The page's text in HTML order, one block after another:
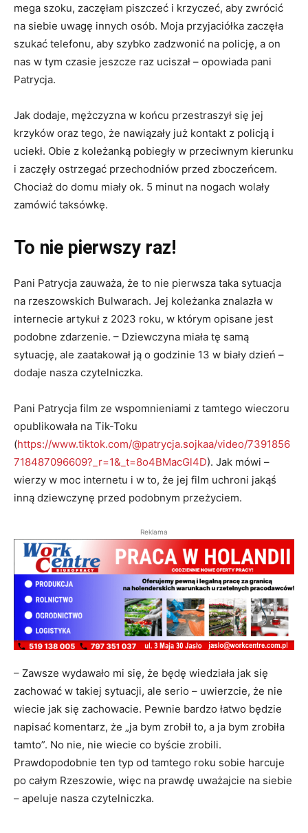
mega szoku, zaczęłam piszczeć i krzyczeć, aby zwrócić
na siebie uwagę innych osób. Moja przyjaciółka zaczęła
szukać telefonu, aby szybko zadzwonić na policję, a on
nas w tym czasie jeszcze raz uciszał – opowiada pani
Patrycja.
Jak dodaje, mężczyzna w końcu przestraszył się jej
krzyków oraz tego, że nawiązały już kontakt z policją i
uciekł. Obie z koleżanką pobiegły w przeciwnym kierunku
i zaczęły ostrzegać przechodniów przed zboczeńcem.
Chociaż do domu miały ok. 5 minut na nogach wolały
zamówić taksówkę.
To nie pierwszy raz!
Pani Patrycja zauważa, że to nie pierwsza taka sytuacja
na rzeszowskich Bulwarach. Jej koleżanka znalazła w
internecie artykuł z 2023 roku, w którym opisane jest
podobne zdarzenie. – Dziewczyna miała tę samą
sytuację, ale zaatakował ją o godzinie 13 w biały dzień –
dodaje nasza czytelniczka.
Pani Patrycja film ze wspomnieniami z tamtego wieczoru
opublikowała na Tik-Toku
(https://www.tiktok.com/@patrycja.sojkaa/video/7391856
718487096609?_r=1&_t=8o4BMacGl4D). Jak mówi –
wierzy w moc internetu i w to, że jej film uchroni jakąś
inną dziewczynę przed podobnym przeżyciem.
Reklama
– Zawsze wydawało mi się, że będę wiedziała jak się
zachować w takiej sytuacji, ale serio – uwierzcie, że nie
wiecie jak się zachowacie. Pewnie bardzo łatwo będzie
napisać komentarz, że „ja bym zrobił to, a ja bym zrobiła
tamto”. No nie, nie wiecie co byście zrobili.
Prawdopodobnie ten typ od tamtego roku sobie harcuje
po całym Rzeszowie, więc na prawdę uważajcie na siebie
– apeluje nasza czytelniczka.